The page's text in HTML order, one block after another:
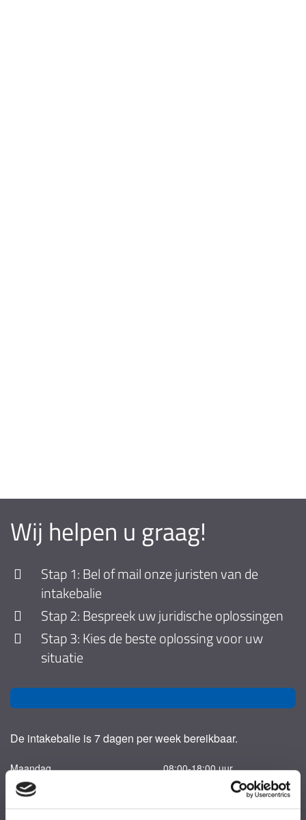
Wij helpen u graag!
Stap 1: Bel of mail onze juristen van de
intakebalie
Stap 2: Bespreek uw juridische oplossingen
Stap 3: Kies de beste oplossing voor uw
situatie
De intakebalie is 7 dagen per week bereikbaar.
Maandag
Dinsdag
Woensdag
Donderdag
08:00-18:00 uur
08:00-18:00 uur
08:00-18:00 uur
08:00-18:00 uur